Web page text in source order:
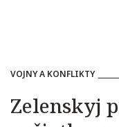
VOJNY A KONFLIKTY
Zelenskyj